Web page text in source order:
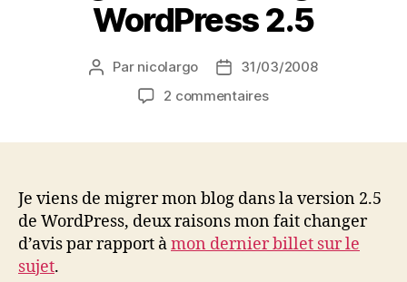
WordPress 2.5
Auteur
l’article
Par nicolargo
Date31/03/2008
2 commentairessur
WordPress
2.5
Je viens de migrer mon blog dans la version 2.5
de WordPress, deux raisons mon fait changer
d’avis par rapport àmon dernier billet sur le
sujet.